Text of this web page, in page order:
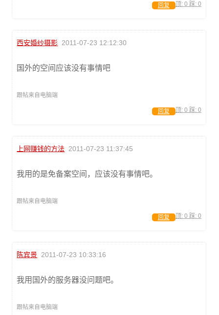
顶: 0 踩: 0
回复
西安婚纱摄影 2011-07-23 12:12:30
国外的空间应该没有事情吧
跟帖来自电脑端
顶: 0 踩: 0
回复
上网赚钱的方法 2011-07-23 11:37:45
我用的是免备案空间，应该没有事情吧。
跟帖来自电脑端
顶: 0 踩: 0
回复
陈宾景 2011-07-23 10:33:16
我用国外的服务器没问题吧。
跟帖来自电脑端